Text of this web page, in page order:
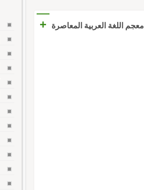
معجم اللغة العربية المعاصرة +